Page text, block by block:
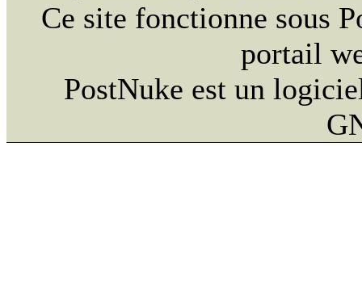
Ce site fonctionne sous
portail
PostNuke est un